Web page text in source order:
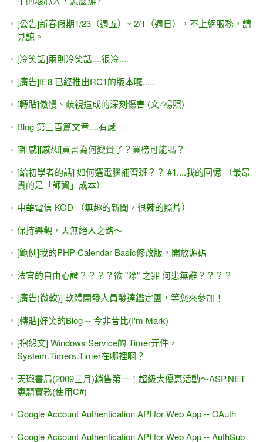
[台北科大 分享會] Google Chart 網頁圖表產生器。
2017/03/01 (三) 19:30~21:00
[試讀 & SQL Injection #2 ] 從會員登入＆ SQL Injection範例，
討論教學的流程
[試讀 & SQL Injection #1 ] ASP.NET學習教材 (第二版)
[台北科大 分享會] VS2017 - 開源的ASP.NET Core &
2017 iT 邦幫忙鐵人賽 - ASP.NET (Web Form)快速入門，全
程Youtube影片教學
[YouTube影片]網頁初學者的小觀念 -- 前端？後端？有何不同
Service / WebAPI
C# 6.0 字串插值 (String Interpolation) 無法使用？ VS 2015 &
板」該怎麼取代？
[YouTube影片] 我的 GridView有「新增」功能
[MSDN範例]Strongly Typed 強型別 (類別檔)
[轉貼] 簡單易懂、範例實用的 ASP.NET Web Form教學網站
事件嗎？